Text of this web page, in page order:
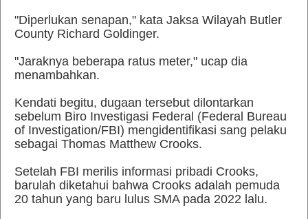
"Diperlukan senapan," kata Jaksa Wilayah Butler
County Richard Goldinger.
"Jaraknya beberapa ratus meter," ucap dia
menambahkan.
Kendati begitu, dugaan tersebut dilontarkan
sebelum Biro Investigasi Federal (Federal Bureau
of Investigation/FBI) mengidentifikasi sang pelaku
sebagai Thomas Matthew Crooks.
Setelah FBI merilis informasi pribadi Crooks,
barulah diketahui bahwa Crooks adalah pemuda
20 tahun yang baru lulus SMA pada 2022 lalu.